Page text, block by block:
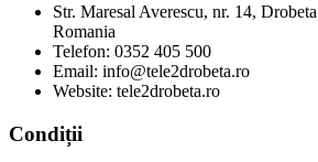
Str. Maresal Averescu, nr. 14,
Romania
Telefon: 0352 405 500
Email: info@tele2drobeta.ro
Website: tele2drobeta.ro
Condiții